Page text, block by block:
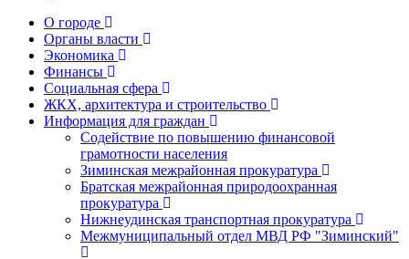
О городе
Органы власти
Экономика
Финансы
Социальная сфера
ЖКХ, архитектура и строительство
Информация для граждан
Содействие по повышению финансовой
грамотности населения
Зиминская межрайонная прокуратура
Братская межрайонная природоохранная
прокуратура
Нижнеудинская транспортная прокуратура
Межмуниципальный отдел МВД РФ "Зиминский"